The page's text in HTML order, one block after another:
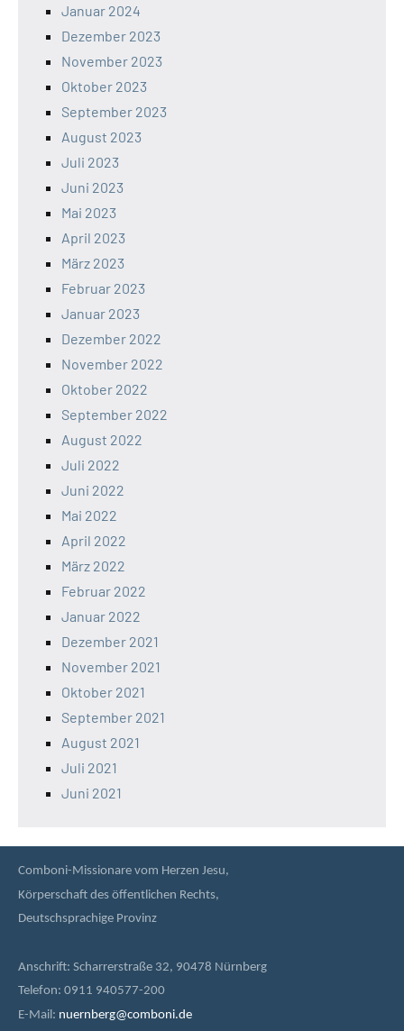
Januar 2024
Dezember 2023
November 2023
Oktober 2023
September 2023
August 2023
Juli 2023
Juni 2023
Mai 2023
April 2023
März 2023
Februar 2023
Januar 2023
Dezember 2022
November 2022
Oktober 2022
September 2022
August 2022
Juli 2022
Juni 2022
Mai 2022
April 2022
März 2022
Februar 2022
Januar 2022
Dezember 2021
November 2021
Oktober 2021
September 2021
August 2021
Juli 2021
Juni 2021
Comboni-Missionare vom Herzen Jesu,
Körperschaft des öffentlichen Rechts,
Deutschsprachige Provinz
Anschrift: Scharrerstraße 32, 90478 Nürnberg
Telefon: 0911 940577-200
E-Mail: nuernberg@comboni.de